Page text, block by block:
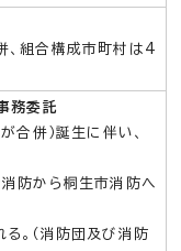
、組合構成市町村は4
務委託
合併）誕生に伴い、
防から桐生市消防へ
。（消防団及び消防